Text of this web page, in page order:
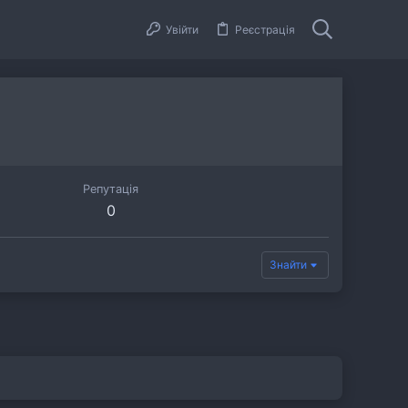
Увійти Реєстрація
Репутація
0
Знайти